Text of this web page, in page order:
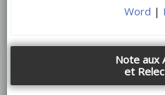
Word |
Note aux
et